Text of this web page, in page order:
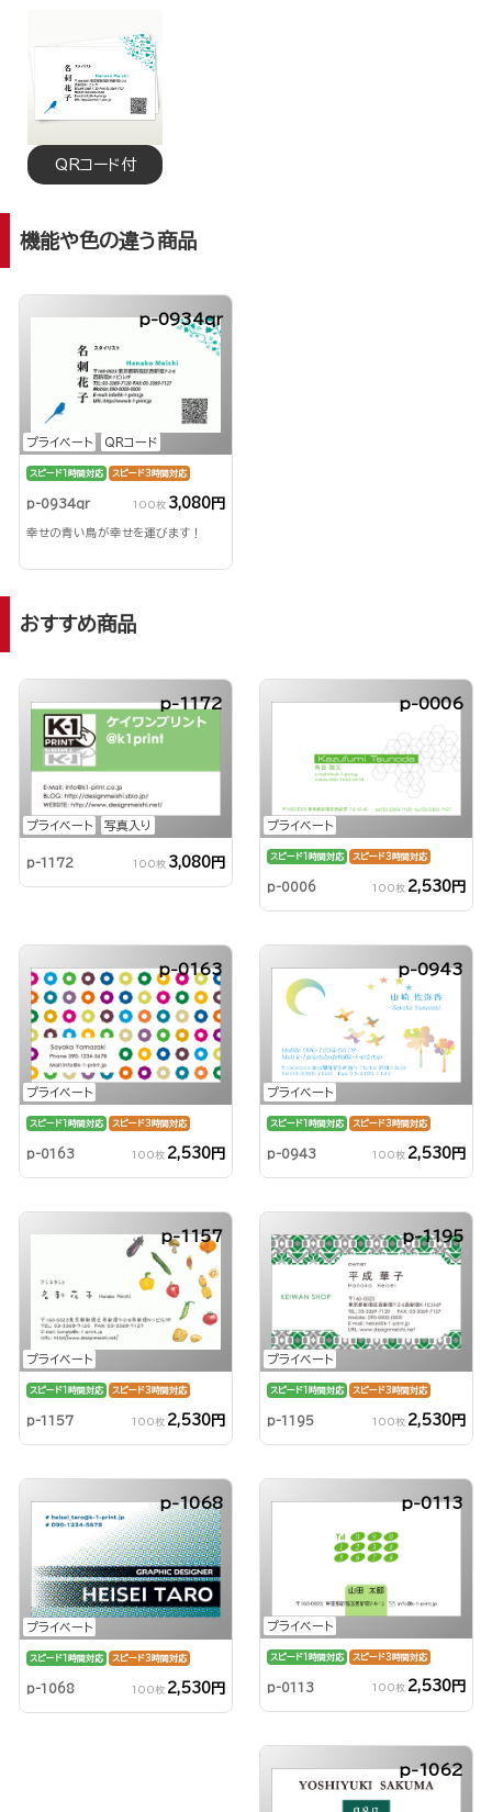
QRコード付
機能や色の違う商品
プライベート QRコード
p-0934qr
スピード1時間対応 スピード3時間対応
p-0934qr 100枚 3,080円
幸せの青い鳥が幸せを運びます！
おすすめ商品
プライベート 写真入り
p-1172
p-1172 100枚 3,080円
プライベート
p-0006
スピード1時間対応 スピード3時間対応
p-0006 100枚 2,530円
プライベート
p-0163
スピード1時間対応 スピード3時間対応
p-0163 100枚 2,530円
プライベート
p-0943
スピード1時間対応 スピード3時間対応
p-0943 100枚 2,530円
プライベート
p-1157
スピード1時間対応 スピード3時間対応
p-1157 100枚 2,530円
プライベート
p-1195
スピード1時間対応 スピード3時間対応
p-1195 100枚 2,530円
プライベート
p-1068
スピード1時間対応 スピード3時間対応
p-1068 100枚 2,530円
プライベート
p-0113
スピード1時間対応 スピード3時間対応
p-0113 100枚 2,530円
p-1062